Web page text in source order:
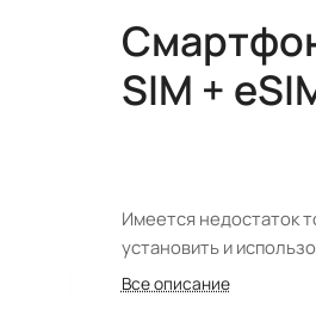
SIM +
Имеется недостаток
установить и
Все описание